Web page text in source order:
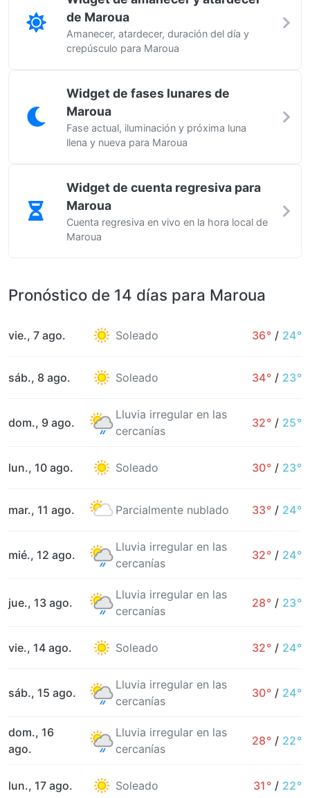
de Maroua
Amanecer, atardecer, duración del día y
crepúsculo para Maroua
Widget de fases lunares de
Maroua
Fase actual, iluminación y próxima luna
llena y nueva para Maroua
Widget de cuenta regresiva para
Maroua
Cuenta regresiva en vivo en la hora local de
Maroua
Pronóstico de 14 días para Maroua
vie., 7 ago. Soleado 36° / 24°
sáb., 8 ago. Soleado 34° / 23°
dom., 9 ago.
Lluvia irregular en las
cercanías
32° / 25°
lun., 10 ago. Soleado 30° / 23°
mar., 11 ago. Parcialmente nublado 33° / 24°
mié., 12 ago.
Lluvia irregular en las
cercanías
32° / 24°
jue., 13 ago.
Lluvia irregular en las
cercanías
28° / 23°
vie., 14 ago. Soleado 32° / 24°
sáb., 15 ago.
Lluvia irregular en las
cercanías
30° / 24°
dom., 16
ago.
Lluvia irregular en las
cercanías
28° / 22°
lun., 17 ago. Soleado 31° / 22°